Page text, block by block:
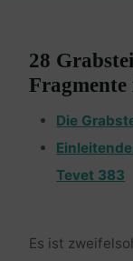
28
Fragmente
Die
Tevet 383
Es ist